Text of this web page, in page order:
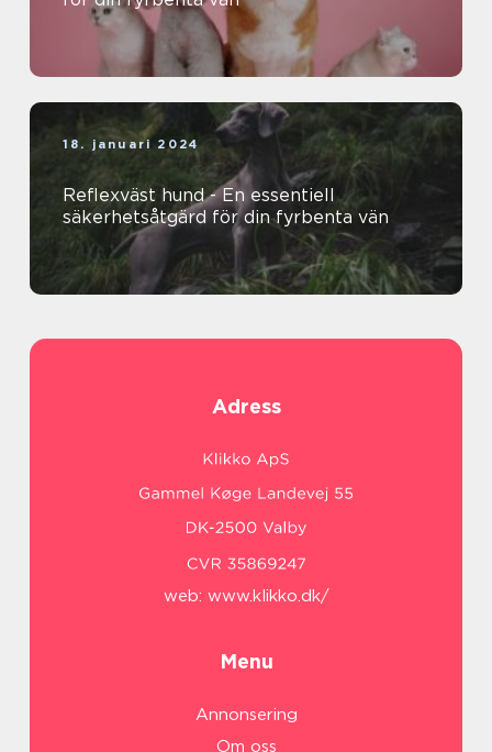
18. januari 2024
Reflexväst hund - En essentiell
säkerhetsåtgärd för din fyrbenta vän
Adress
web: www.klikko.dk/
Menu
Annonsering
Om oss